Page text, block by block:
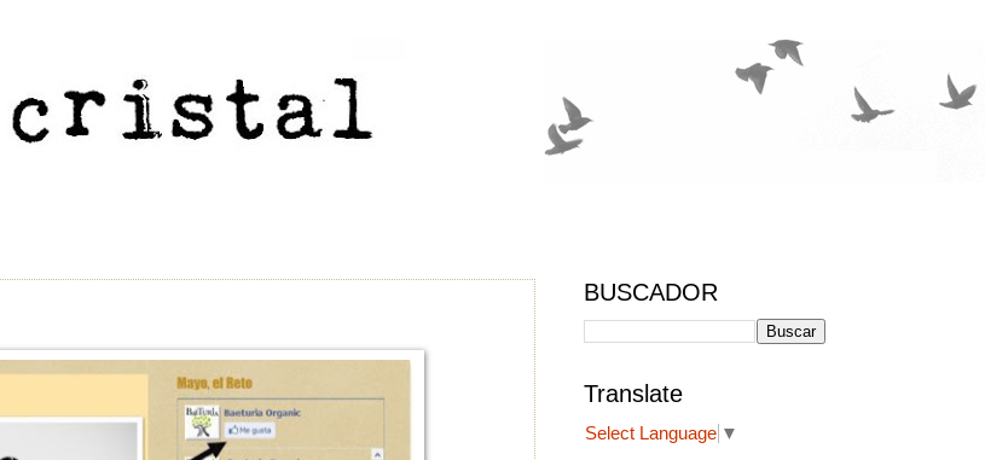
BUSCADOR
Translate
Select Language ▼